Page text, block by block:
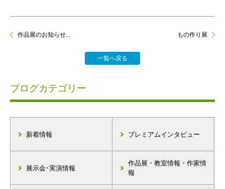
作品展のお知らせ...
一覧へ戻る
もの作り展
ブログカテゴリー
新着情報 プレミアムインタビュー
展示会･実演情報
作品展・教室情報・作家情
報